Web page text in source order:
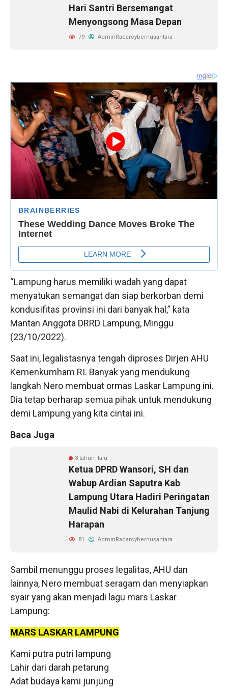
Hari Santri Bersemangat
Menyongsong Masa Depan
79 AdminRadarcybernusantara
“Lampung harus memiliki wadah yang dapat
menyatukan semangat dan siap berkorban demi
kondusifitas provinsi ini dari banyak hal,” kata
Mantan Anggota DRRD Lampung, Minggu
(23/10/2022).
Saat ini, legalistasnya tengah diproses Dirjen AHU
Kemenkumham RI. Banyak yang mendukung
langkah Nero membuat ormas Laskar Lampung ini.
Dia tetap berharap semua pihak untuk mendukung
demi Lampung yang kita cintai ini.
Baca Juga
3 tahun lalu
Ketua DPRD Wansori, SH dan
Wabup Ardian Saputra Kab
Lampung Utara Hadiri Peringatan
Maulid Nabi di Kelurahan Tanjung
Harapan
81 AdminRadarcybernusantara
Sambil menunggu proses legalitas, AHU dan
lainnya, Nero membuat seragam dan menyiapkan
syair yang akan menjadi lagu mars Laskar
Lampung:
MARS LASKAR LAMPUNG
Kami putra putri lampung
Lahir dari darah petarung
Adat budaya kami junjung